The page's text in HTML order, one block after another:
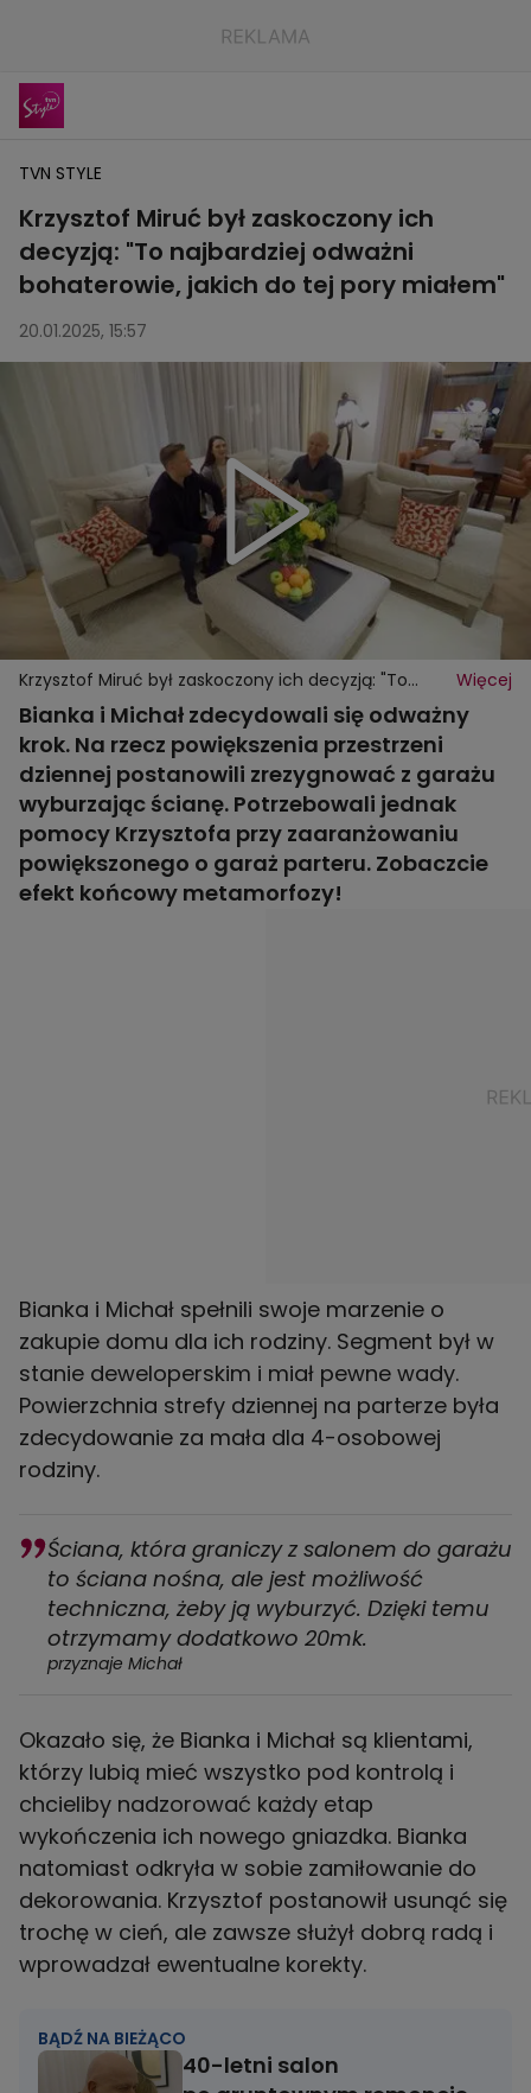
TVN STYLE
Krzysztof Miruć był zaskoczony ich
decyzją: "To najbardziej odważni
bohaterowie, jakich do tej pory miałem"
20.01.2025, 15:57
Krzysztof Miruć był zaskoczony ich decyzją: "To
najbardziej odważni bohaterowie, jakich do tej pory
miałem"
Więcej
Bianka i Michał zdecydowali się odważny
krok. Na rzecz powiększenia przestrzeni
dziennej postanowili zrezygnować z garażu
wyburzając ścianę. Potrzebowali jednak
pomocy Krzysztofa przy zaaranżowaniu
powiększonego o garaż parteru. Zobaczcie
efekt końcowy metamorfozy!
Bianka i Michał spełnili swoje marzenie o
zakupie domu dla ich rodziny. Segment był w
stanie deweloperskim i miał pewne wady.
Powierzchnia strefy dziennej na parterze była
zdecydowanie za mała dla 4-osobowej
rodziny.
Ściana, która graniczy z salonem do garażu
to ściana nośna, ale jest możliwość
techniczna, żeby ją wyburzyć. Dzięki temu
otrzymamy dodatkowo 20mk.
przyznaje Michał
Okazało się, że Bianka i Michał są klientami,
którzy lubią mieć wszystko pod kontrolą i
chcieliby nadzorować każdy etap
wykończenia ich nowego gniazdka. Bianka
natomiast odkryła w sobie zamiłowanie do
dekorowania. Krzysztof postanowił usunąć się
trochę w cień, ale zawsze służył dobrą radą i
wprowadzał ewentualne korekty.
BĄDŹ NA BIEŻĄCO
40-letni salon